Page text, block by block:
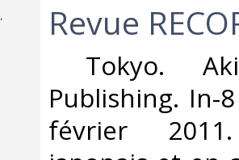
‎Revue
Tokyo.
Publishing. In-
février